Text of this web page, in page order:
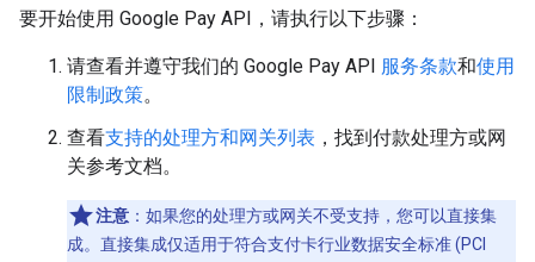
要开始使用 Google Pay API，请执行以下步骤：
请查看并遵守我们的 Google Pay API 服务条款和使用
限制政策。
查看支持的处理方和网关列表 ，找到付款处理方或网
关参考文档。
注意 ：如果您的处理方或网关不受支持，您可以直接集
成。直接集成仅适用于符合支付卡行业数据安全标准 (PCI